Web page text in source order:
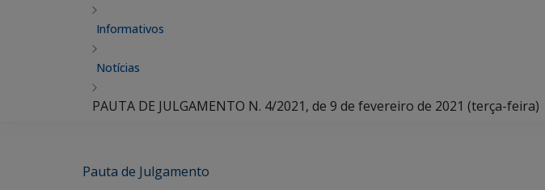
Informativos
Notícias
PAUTA DE JULGAMENTO N. 4/2021, de 9 de fevereiro de 2021 (terça-feira)
Pauta de Julgamento